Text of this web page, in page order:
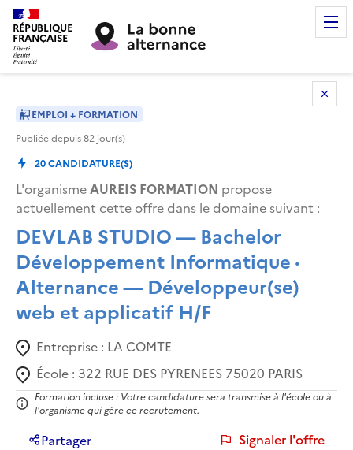
RÉPUBLIQUE
FRANÇAISE
EMPLOI + FORMATION
Publiée depuis82 jour(s)
20CANDIDATURE(S)
L'organismeAUREIS FORMATION propose
actuellement cette offre dans le domaine suivant :
DEVLAB STUDIO — Bachelor
Développement Informatique ·
Alternance — Développeur(se)
web et applicatif H/F
Entreprise : LA COMTE
École : 322 RUE DES PYRENEES 75020 PARIS
Formation incluse : Votre candidature sera transmise à l'école ou à
l'organisme qui gère ce recrutement.
Partager Signaler l'offre